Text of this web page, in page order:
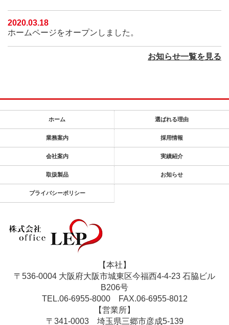
2020.03.18
ホームページをオープンしました。
お知らせ一覧を見る
ホーム 選ばれる理由
業務案内 採用情報
会社案内 実績紹介
取扱製品 お知らせ
プライバシーポリシー
【本社】
〒536-0004 大阪府大阪市城東区今福西4-4-23 石脇ビル
B206号
TEL.06-6955-8000FAX.06-6955-8012
【営業所】
〒341-0003 埼玉県三郷市彦成5-139